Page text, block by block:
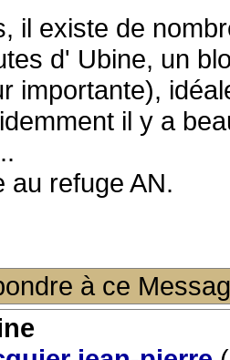
il existe de
d' Ubine, un
importante),
il y a
au refuge AN.
à ce